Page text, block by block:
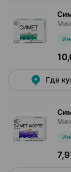
Где